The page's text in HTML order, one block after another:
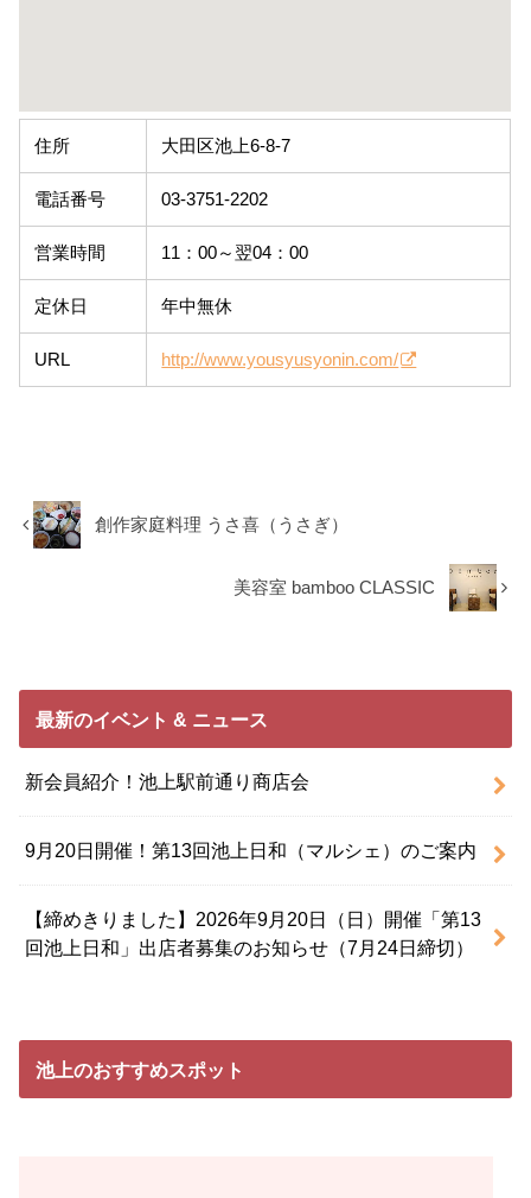
住所 大田区池上6-8-7
電話番号 03-3751-2202
営業時間 11：00～翌04：00
定休日 年中無休
URL http://www.yousyusyonin.com/
創作家庭料理 うさ喜（うさぎ）
美容室 bamboo CLASSIC
最新のイベント & ニュース
新会員紹介！池上駅前通り商店会
9月20日開催！第13回池上日和（マルシェ）のご案内
【締めきりました】2026年9月20日（日）開催「第13
回池上日和」出店者募集のお知らせ（7月24日締切）
池上のおすすめスポット